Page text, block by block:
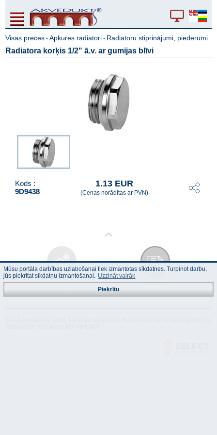
Visas preces -Apkures radiatori - Radiatoru stiprinājumi, piederumi
Radiatora korķis 1/2" ā.v. ar gumijas blīvi
Kods :
9D9438
1.13 EUR
(Cenas norādītas ar PVN)
Tehniskais
Atbilstība
Mūsu portāla darbības uzlabošanai tiek izmantotas sīkdatnes. Turpinot darbu,
jūs piekrītat sīkdatņu izmantošanai. Uzzināt vairāk
Piekrītu